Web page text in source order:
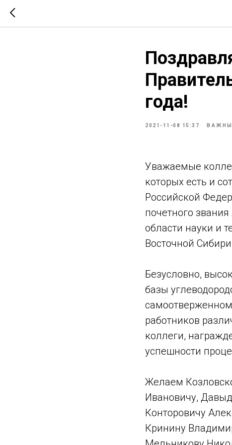
года!
2021-11-08 15:37
Уважаемые
которых есть и
Российской
почетного
области науки и
Восточной
Безусловно,
базы
работников
коллеги,
успешности
Желаем
Ивановичу,
Конторовичу
Кринину